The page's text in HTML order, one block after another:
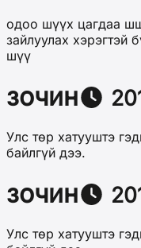
одоо шүүх цагдаа
зайлуулах
шүү
зочин
Улс төр хатууштэ
байлгүй дээ.
зочин
Улс төр хатууштэ